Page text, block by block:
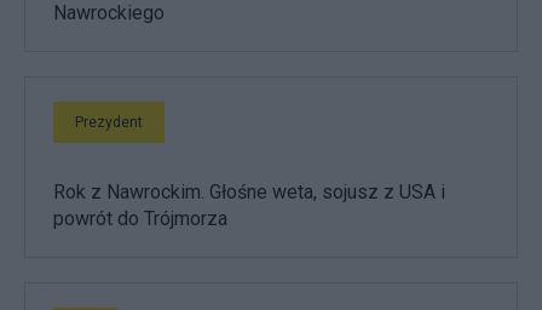
Nawrockiego
Prezydent
Rok z Nawrockim. Głośne weta, sojusz z USA i
powrót do Trójmorza